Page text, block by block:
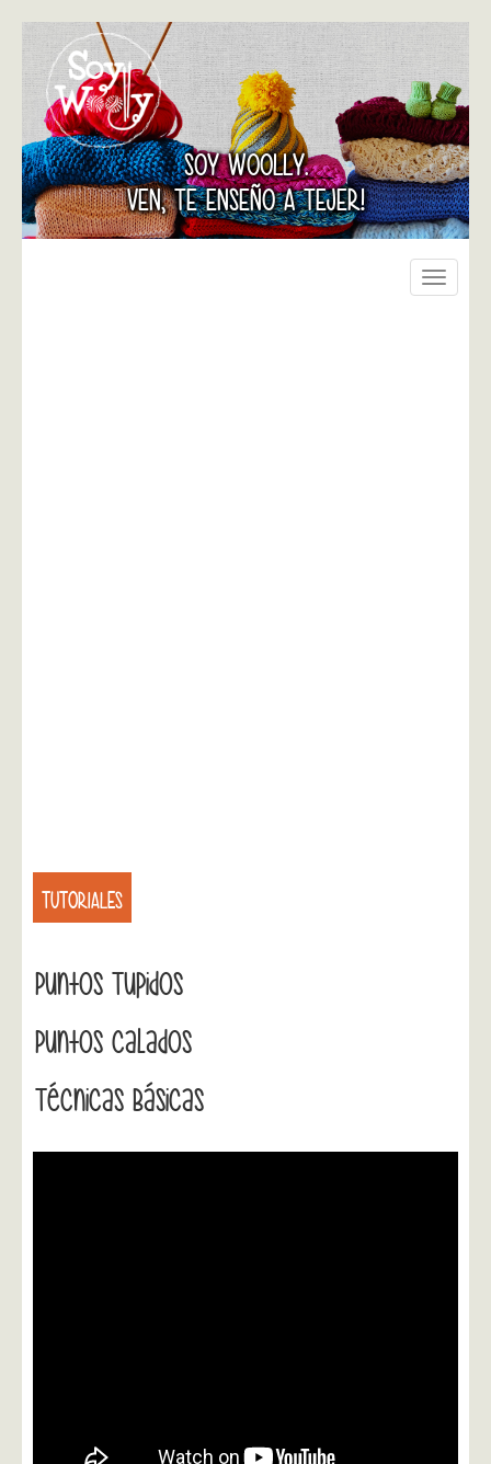
SOY WOOLLY.
VEN, TE ENSEÑO A TEJER!
Toggle
TUTORIALES
Puntos Tupidos
Puntos Calados
Técnicas Básicas